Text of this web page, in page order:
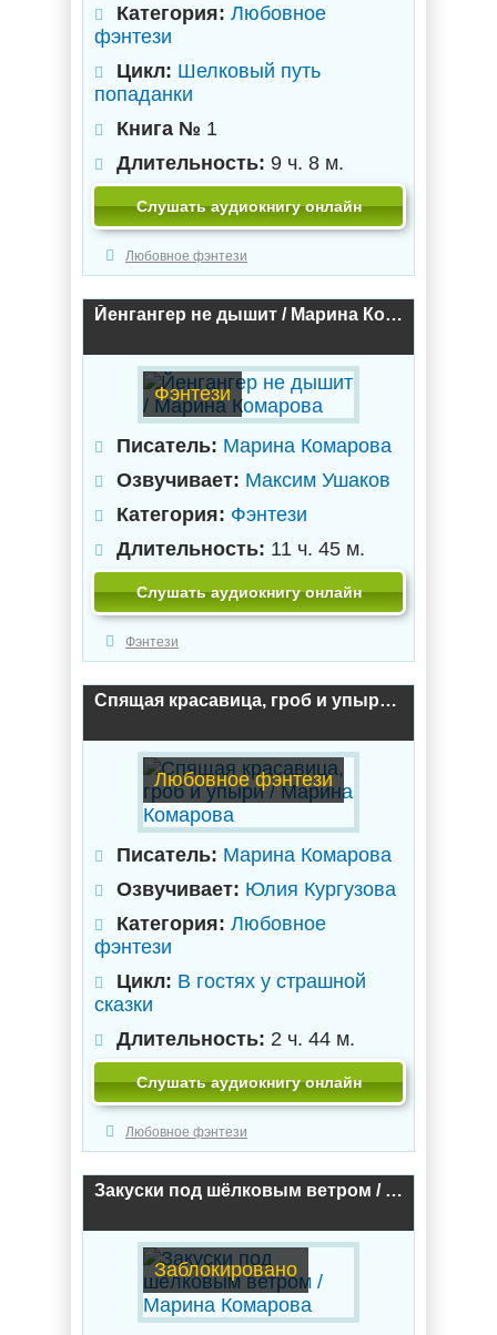
Категория: Любовное
фэнтези
Цикл: Шелковый путь
попаданки
Книга № 1
Длительность: 9 ч. 8 м.
Слушать аудиокнигу онлайн
Любовное фэнтези
Йенгангер не дышит / Марина Комарова
Фэнтези
Писатель: Марина Комарова
Озвучивает: Максим Ушаков
Категория: Фэнтези
Длительность: 11 ч. 45 м.
Слушать аудиокнигу онлайн
Фэнтези
Спящая красавица, гроб и упыри / Марина Комарова
Любовное фэнтези
Писатель: Марина Комарова
Озвучивает: Юлия Кургузова
Категория: Любовное
фэнтези
Цикл: В гостях у страшной
сказки
Длительность: 2 ч. 44 м.
Слушать аудиокнигу онлайн
Любовное фэнтези
Закуски под шёлковым ветром / Марина Комарова
Заблокировано